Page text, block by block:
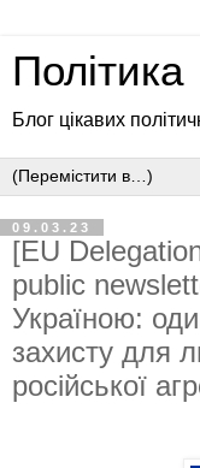
Політика
Блог цікавих
09.03.23
[EU
public
Україною:
захисту для
російської